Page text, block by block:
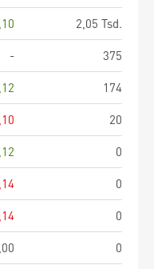
2,05 Tsd.
-
375
174
20
0
0
0
0